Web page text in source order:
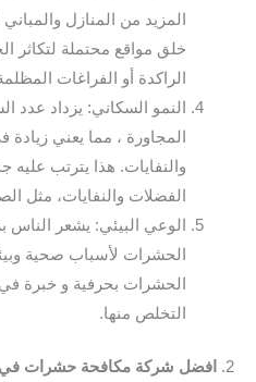
المزيد من المنازل
خلق مواقع محتملة لتكاثر
الراكدة أو الفراغات
النمو السكاني: يزداد
المجاورة ، مما يعني زيادة
والنفايات. هذا يترتب
الفضلات والنفايات، مثل
الوعي البيئي: يشعر الناس
الحشرات لأسباب صحية
الحشرات بحرفية و خبرة
التخلص منها.
2.
افضل شركة مكافحة حشرات